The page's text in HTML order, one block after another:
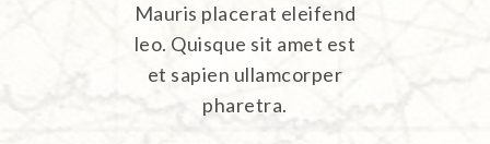
Mauris placerat eleifend
leo. Quisque sit amet est
et sapien ullamcorper
pharetra.